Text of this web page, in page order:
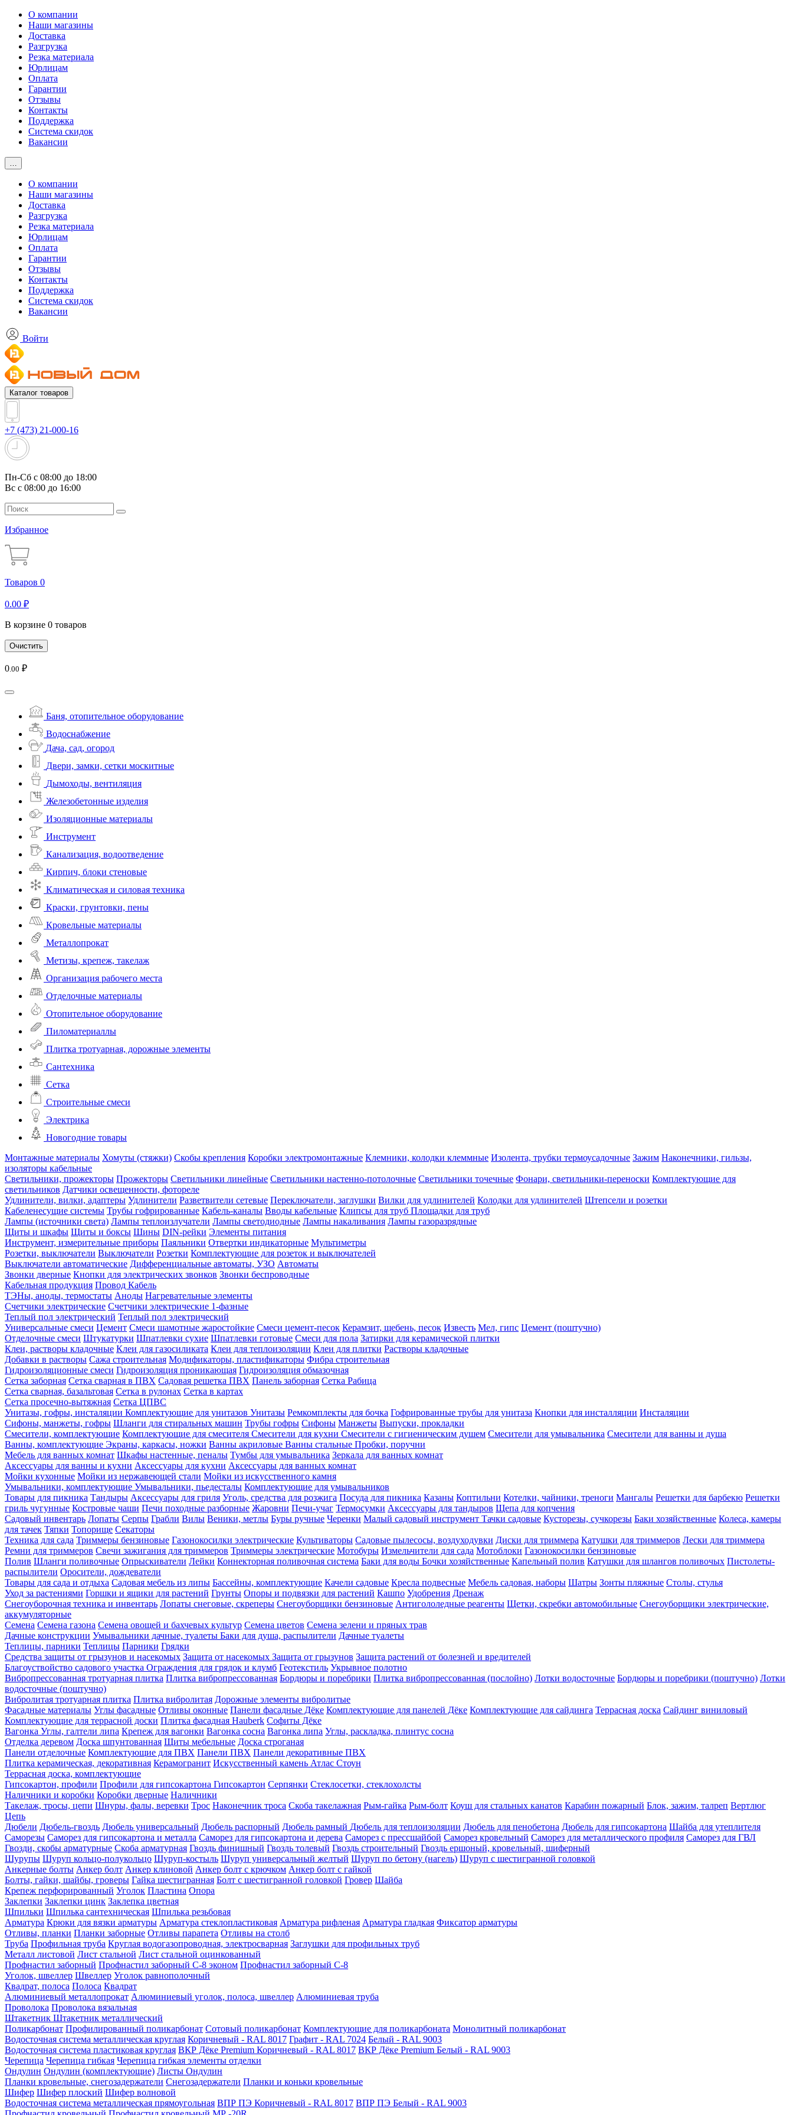
О компании
Наши магазины
Доставка
Разгрузка
Резка материала
Юрлицам
Оплата
Гарантии
Отзывы
Контакты
Поддержка
Система скидок
Вакансии
…
О компании
Наши магазины
Доставка
Разгрузка
Резка материала
Юрлицам
Оплата
Гарантии
Отзывы
Контакты
Поддержка
Система скидок
Вакансии
Войти
Каталог товаров
+7 (473) 21-000-16
Пн-Сб с 08:00 до 18:00
Вс с 08:00 до 16:00
Избранное
Товаров 0
0.00 ₽
В корзине 0 товаров
Очистить
0 .00 ₽
Баня, отопительное оборудование
Водоснабжение
Дача, сад, огород
Двери, замки, сетки москитные
Дымоходы, вентиляция
Железобетонные изделия
Изоляционные материалы
Инструмент
Канализация, водоотведение
Кирпич, блоки стеновые
Климатическая и силовая техника
Краски, грунтовки, пены
Кровельные материалы
Металлопрокат
Метизы, крепеж, такелаж
Организация рабочего места
Отделочные материалы
Отопительное оборудование
Пиломатериаллы
Плитка тротуарная, дорожные элементы
Сантехника
Сетка
Строительные смеси
Электрика
Новогодние товары
Монтажные материалы Хомуты (стяжки) Скобы крепления Коробки электромонтажные Клемники, колодки клеммные Изолента, трубки термоусадочные Зажим Наконечники, гильзы,
изоляторы кабельные
Светильники, прожекторы Прожекторы Светильники линейные Светильники настенно-потолочные Светильники точечные Фонари, светильники-переноски Комплектующие для
светильников Датчики освещенности, фотореле
Удлинители, вилки, адаптеры Удлинители Разветвители сетевые Переключатели, заглушки Вилки для удлинителей Колодки для удлинителей Штепсели и розетки
Кабеленесущие системы Трубы гофрированные Кабель-каналы Вводы кабельные Клипсы для труб Площадки для труб
Лампы (источники света) Лампы теплоизлучатели Лампы светодиодные Лампы накаливания Лампы газоразрядные
Щиты и шкафы Щиты и боксы Шины DIN-рейки Элементы питания
Инструмент, измерительные приборы Паяльники Отвертки индикаторные Мультиметры
Розетки, выключатели Выключатели Розетки Комплектующие для розеток и выключателей
Выключатели автоматические Дифференциальные автоматы, УЗО Автоматы
Звонки дверные Кнопки для электрических звонков Звонки беспроводные
Кабельная продукция Провод Кабель
ТЭНы, аноды, термостаты Аноды Нагревательные элементы
Счетчики электрические Счетчики электрические 1-фазные
Теплый пол электрический Теплый пол электрический
Универсальные смеси Цемент Смеси шамотные жаростойкие Смеси цемент-песок Керамзит, щебень, песок Известь Мел, гипс Цемент (поштучно)
Отделочные смеси Штукатурки Шпатлевки сухие Шпатлевки готовые Смеси для пола Затирки для керамической плитки
Клеи, растворы кладочные Клеи для газосиликата Клеи для теплоизоляции Клеи для плитки Растворы кладочные
Добавки в растворы Сажа строительная Модификаторы, пластификаторы Фибра строительная
Гидроизоляционные смеси Гидроизоляция проникающая Гидроизоляция обмазочная
Сетка заборная Сетка сварная в ПВХ Садовая решетка ПВХ Панель заборная Сетка Рабица
Сетка сварная, базальтовая Сетка в рулонах Сетка в картах
Сетка просечно-вытяжная Сетка ЦПВС
Унитазы, гофры, инсталяции Комплектующие для унитазов Унитазы Ремкомплекты для бочка Гофрированные трубы для унитаза Кнопки для инсталляции Инсталяции
Сифоны, манжеты, гофры Шланги для стиральных машин Трубы гофры Сифоны Манжеты Выпуски, прокладки
Смесители, комплектующие Комплектующие для смесителя Смесители для кухни Смесители с гигиеническим душем Смесители для умывальника Смесители для ванны и душа
Ванны, комплектующие Экраны, каркасы, ножки Ванны акриловые Ванны стальные Пробки, поручни
Мебель для ванных комнат Шкафы настенные, пеналы Тумбы для умывальника Зеркала для ванных комнат
Аксессуары для ванны и кухни Аксессуары для кухни Аксессуары для ванных комнат
Мойки кухонные Мойки из нержавеющей стали Мойки из искусственного камня
Умывальники, комплектующие Умывальники, пьедесталы Комплектующие для умывальников
Товары для пикника Тандыры Аксессуары для гриля Уголь, средства для розжига Посуда для пикника Казаны Коптильни Котелки, чайники, треноги Мангалы Решетки для барбекю Решетки
гриль чугунные Костровые чаши Печи походные разборные Жаровни Печи-учаг Термосумки Аксессуары для тандыров Щепа для копчения
Садовый инвентарь Лопаты Серпы Грабли Вилы Веники, метлы Буры ручные Черенки Малый садовый инструмент Тачки садовые Кусторезы, сучкорезы Баки хозяйственные Колеса, камеры
для тачек Тяпки Топорище Секаторы
Техника для сада Триммеры бензиновые Газонокосилки электрические Культиваторы Садовые пылесосы, воздуходувки Диски для триммера Катушки для триммеров Лески для триммера
Ремни для триммеров Свечи зажигания для триммеров Триммеры электрические Мотобуры Измельчители для сада Мотоблоки Газонокосилки бензиновые
Полив Шланги поливочные Опрыскиватели Лейки Коннекторная поливочная система Баки для воды Бочки хозяйственные Капельный полив Катушки для шлангов поливочых Пистолеты-
распылители Оросители, дождеватели
Товары для сада и отдыха Садовая мебель из липы Бассейны, комплектующие Качели садовые Кресла подвесные Мебель садовая, наборы Шатры Зонты пляжные Столы, стулья
Уход за растениями Горшки и ящики для растений Грунты Опоры и подвязки для растений Кашпо Удобрения Дренаж
Снегоуборочная техника и инвентарь Лопаты снеговые, скреперы Снегоуборщики бензиновые Антигололедные реагенты Щетки, скребки автомобильные Снегоуборщики электрические,
аккумуляторные
Семена Семена газона Семена овощей и бахчевых культур Семена цветов Семена зелени и пряных трав
Дачные конструкции Умывальники дачные, туалеты Баки для душа, распылители Дачные туалеты
Теплицы, парники Теплицы Парники Грядки
Средства защиты от грызунов и насекомых Защита от насекомых Защита от грызунов Защита растений от болезней и вредителей
Благоуствойство садового участка Ограждения для грядок и клумб Геотекстиль Укрывное полотно
Вибропрессованная тротуарная плитка Плитка вибропрессованная Бордюры и поребрики Плитка вибропрессованная (послойно) Лотки водосточные Бордюры и поребрики (поштучно) Лотки
водосточные (поштучно)
Вибролитая тротуарная плитка Плитка вибролитая Дорожные элементы вибролитые
Фасадные материалы Углы фасадные Отливы оконные Панели фасадные Дёке Комплектующие для панелей Дёке Комплектующие для сайдинга Террасная доска Сайдинг виниловый
Комплектующие для террасной доски Плитка фасадная Hauberk Софиты Дёке
Вагонка Углы, галтели липа Крепеж для вагонки Вагонка сосна Вагонка липа Углы, раскладка, плинтус сосна
Отделка деревом Доска шпунтованная Щиты мебельные Доска строганая
Панели отделочные Комплектующие для ПВХ Панели ПВХ Панели декоративные ПВХ
Плитка керамическая, декоративная Керамогранит Искусственный камень Атлас Стоун
Террасная доска, комплектующие
Гипсокартон, профили Профили для гипсокартона Гипсокартон Серпянки Стеклосетки, стеклохолсты
Наличники и коробки Коробки дверные Наличники
Такелаж, тросы, цепи Шнуры, фалы, веревки Трос Наконечник троса Скоба такелажная Рым-гайка Рым-болт Коуш для стальных канатов Карабин пожарный Блок, зажим, талреп Вертлюг
Цепь
Дюбели Дюбель-гвоздь Дюбель универсальный Дюбель распорный Дюбель рамный Дюбель для теплоизоляции Дюбель для пенобетона Дюбель для гипсокартона Шайба для утеплителя
Саморезы Саморез для гипсокартона и металла Саморез для гипсокартона и дерева Саморез с прессшайбой Саморез кровельный Саморез для металлического профиля Саморез для ГВЛ
Гвозди, скобы арматурные Скоба арматурная Гвоздь финишный Гвоздь толевый Гвоздь строительный Гвоздь ершоный, кровельный, шиферный
Шурупы Шуруп кольцо-полукольцо Шуруп-костыль Шуруп универсальный желтый Шуруп по бетону (нагель) Шуруп с шестигранной головкой
Анкерные болты Анкер болт Анкер клиновой Анкер болт с крючком Анкер болт с гайкой
Болты, гайки, шайбы, гроверы Гайка шестигранная Болт c шестигранной головкой Гровер Шайба
Крепеж перфорированный Уголок Пластина Опора
Заклепки Заклепки цинк Заклепка цветная
Шпильки Шпилька сантехническая Шпилька резьбовая
Арматура Крюки для вязки арматуры Арматура стеклопластиковая Арматура рифленая Арматура гладкая Фиксатор арматуры
Отливы, планки Планки заборные Отливы парапета Отливы на столб
Труба Профильная труба Круглая водогазопроводная, электросварная Заглушки для профильных труб
Металл листовой Лист стальной Лист стальной оцинкованный
Профнастил заборный Профнастил заборный С-8 эконом Профнастил заборный С-8
Уголок, швеллер Швеллер Уголок равнополочный
Квадрат, полоса Полоса Квадрат
Алюминиевый металлопрокат Алюминиевый уголок, полоса, швеллер Алюминиевая труба
Проволока Проволока вязальная
Штакетник Штакетник металлический
Поликарбонат Профилированный поликарбонат Сотовый поликарбонат Комплектующие для поликарбоната Монолитный поликарбонат
Водосточная система металлическая круглая Коричневый - RAL 8017 Графит - RAL 7024 Белый - RAL 9003
Водосточная система пластиковая круглая ВКР Дёке Premium Коричневый - RAL 8017 ВКР Дёке Premium Белый - RAL 9003
Черепица Черепица гибкая Черепица гибкая элементы отделки
Ондулин Ондулин (комплектующие) Листы Ондулин
Планки кровельные, снегозадержатели Снегозадержатели Планки и коньки кровельные
Шифер Шифер плоский Шифер волновой
Водосточная система металлическая прямоугольная ВПР ПЭ Коричневый - RAL 8017 ВПР ПЭ Белый - RAL 9003